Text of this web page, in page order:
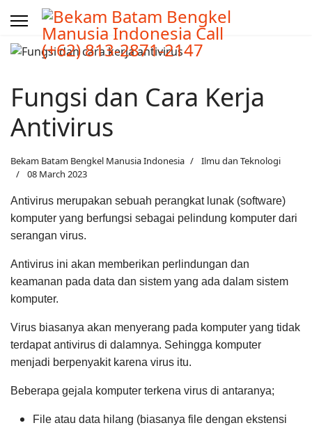
Fungsi dan Cara Kerja
Antivirus
Bekam Batam Bengkel Manusia Indonesia
Ilmu dan Teknologi
08 March 2023
Antivirus merupakan sebuah perangkat lunak (software)
komputer yang berfungsi sebagai pelindung komputer dari
serangan virus.
Antivirus ini akan memberikan perlindungan dan
keamanan pada data dan sistem yang ada dalam sistem
komputer.
Virus biasanya akan menyerang pada komputer yang tidak
terdapat antivirus di dalamnya. Sehingga komputer
menjadi berpenyakit karena virus itu.
Beberapa gejala komputer terkena virus di antaranya;
File atau data hilang (biasanya file dengan ekstensi